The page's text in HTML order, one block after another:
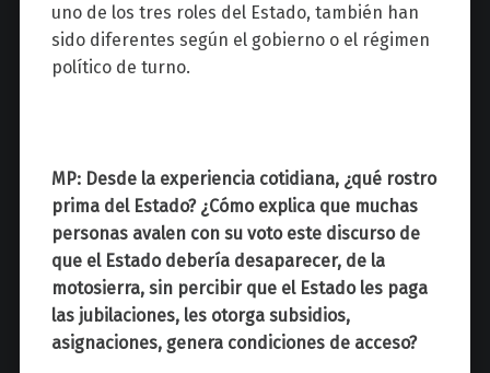
uno de los tres roles del Estado, también han
sido diferentes según el gobierno o el régimen
político de turno.
MP: Desde la experiencia cotidiana, ¿qué rostro
prima del Estado? ¿Cómo explica que muchas
personas avalen con su voto este discurso de
que el Estado debería desaparecer, de la
motosierra, sin percibir que el Estado les paga
las jubilaciones, les otorga subsidios,
asignaciones, genera condiciones de acceso?